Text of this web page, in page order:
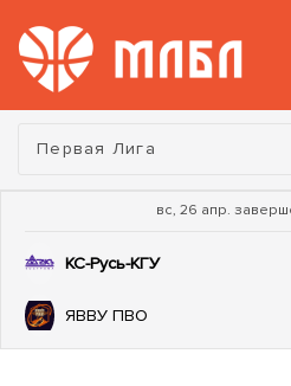
Турнир:
Первая Лига
вс, 26 апр.
КС-Русь-КГУ
ЯВВУ ПВО